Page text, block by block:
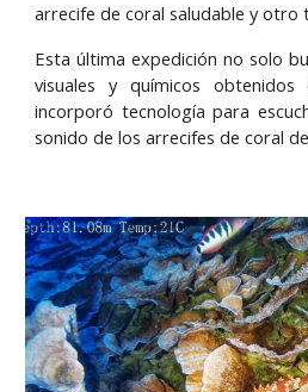
arrecife de coral saludable y otro
Esta última expedición no solo
visuales y químicos
incorporó tecnología para
sonido de los arrecifes de coral